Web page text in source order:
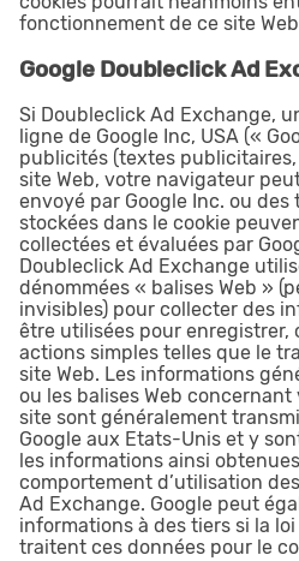
fonctionnement de ce site
Google Doubleclick Ad
Si Doubleclick Ad Exchange,
ligne de Google Inc, USA («
publicités (textes
site Web, votre navigateur
envoyé par Google Inc. ou
stockées dans le cookie
collectées et évaluées par
Doubleclick Ad Exchange
dénommées « balises Web »
invisibles) pour collecter des
être utilisées pour enregistrer,
actions simples telles que le
site Web. Les informations
ou les balises Web
site sont généralement
Google aux Etats-Unis et y
les informations ainsi
comportement d’utilisation
Ad Exchange. Google peut
informations à des tiers si la
traitent ces données pour le